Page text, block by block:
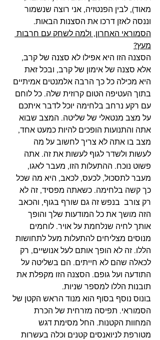
מאוד), לבין הפנטזיה, אני רוצה שנשמור
וננסה לאזן דרכו את הסצנות הבאות.
הסמוראי האחרון, ולמה לשחק עם חרבות
מעץ?
הסצנה הזו היא אפילו לא סצנה של קרב,
אלא סצנה של אימון של קרב, ובכל זאת
היא מכילה כל כך הרבה אלמנטים אמיתיים
בתוך העטיפה הטום קרוזית שלה. כל לוחם
עם רקע נרחב בלחימה יוכל לדבר איתכם
על מצב מנטאלי של שליטה. המצב שבוא
אתה והתנועות הופכים להיות כמעט אחד,
מצב בו אתה לא צריך לחשוב על מה
לעשות ולשדר לגוף לעשות את זה. אתה
פשוט נוכח. ההתעלות הזו, מעבר לאגו,
מעבר לתסכול, לכעס, לכאב, היא מה שכל
כך קשה בלחימה. כשאתה מפסיד, זה לא
רק צורב  בנפש זה גם שורף בגוף, והכאב
הזה מושך את כל המודעות שלך והופך
אותך לחיה שנלחמת על אויר. לוחמים
מנוסים מצליחים להתעלות מעל לתחושות
הללו. זה לא הופך אותם לעל אנושיים, רק
לכאלה שהם לא חייתים. הם בשליטה על
התודעה ועל גופם. הסצנה הזו מקפלת את
תובנות הללו למספר שניות.
בונוס נוסף בסוף הוא מנוד הראש הקטן של
הסמוראי. תפיסה מזרחית של הכרת
המחוות הקטנות. החל מסימת דגש
מטורפת לניואנסים קטנים וכלה בעשרות